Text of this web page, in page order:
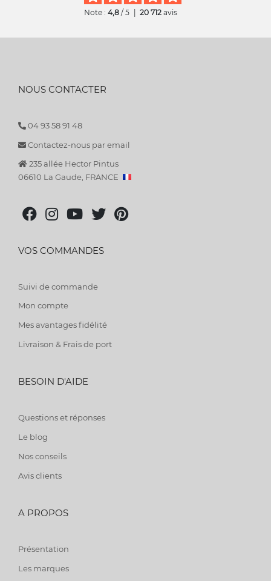
Note : 4,8 / 5 20 712 avis
NOUS CONTACTER
04 93 58 91 48
Contactez-nous par email
235 allée Hector Pintus
06610 La Gaude, FRANCE
VOS COMMANDES
Suivi de commande
Mon compte
Mes avantages fidélité
Livraison & Frais de port
BESOIN D'AIDE
Questions et réponses
Le blog
Nos conseils
Avis clients
A PROPOS
Présentation
Les marques